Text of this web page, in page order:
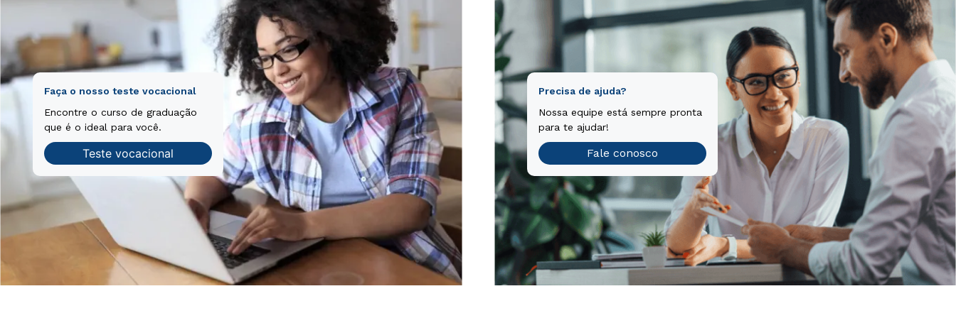
Faça o nosso teste vocacional
Encontre o curso de graduação
que é o ideal para você.
Teste vocacional
Precisa de ajuda?
Nossa equipe está sempre pronta
para te ajudar!
Fale conosco